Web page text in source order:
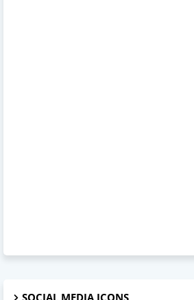
SOCIAL MEDIA ICONS